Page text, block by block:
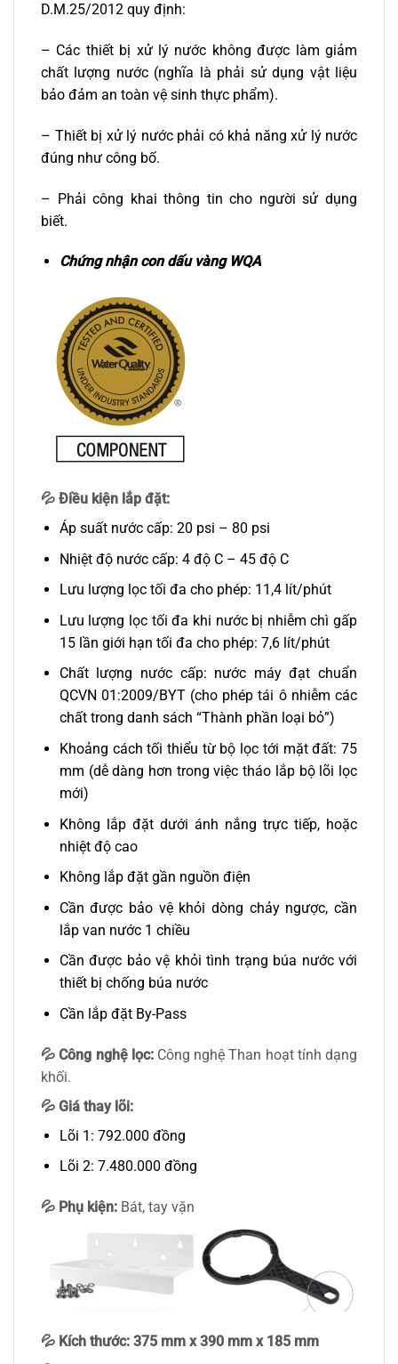
D.M.25/2012 quy định:
– Các thiết bị xử lý nước không được làm giảm
chất lượng nước (nghĩa là phải sử dụng vật liệu
bảo đảm an toàn vệ sinh thực phẩm).
– Thiết bị xử lý nước phải có khả năng xử lý nước
đúng như công bố.
– Phải công khai thông tin cho người sử dụng
biết.
Chứng nhận con dấu vàng WQA
💦 Điều kiện lắp đặt:
Áp suất nước cấp: 20 psi – 80 psi
Nhiệt độ nước cấp: 4 độ C – 45 độ C
Lưu lượng lọc tối đa cho phép: 11,4 lít/phút
Lưu lượng lọc tối đa khi nước bị nhiễm chì gấp
15 lần giới hạn tối đa cho phép: 7,6 lít/phút
Chất lượng nước cấp: nước máy đạt chuẩn
QCVN 01:2009/BYT (cho phép tái ô nhiễm các
chất trong danh sách “Thành phần loại bỏ”)
Khoảng cách tối thiểu từ bộ lọc tới mặt đất: 75
mm (dễ dàng hơn trong việc tháo lắp bộ lõi lọc
mới)
Không lắp đặt dưới ánh nắng trực tiếp, hoặc
nhiệt độ cao
Không lắp đặt gần nguồn điện
Cần được bảo vệ khỏi dòng chảy ngược, cần
lắp van nước 1 chiều
Cần được bảo vệ khỏi tình trạng búa nước với
thiết bị chống búa nước
Cần lắp đặt By-Pass
💦Công nghệ lọc:Công nghệ Than hoạt tính dạng
khối.
💦 Giá thay lõi:
Lõi 1: 792.000 đồng
Lõi 2: 7.480.000 đồng
💦 Phụ kiện: Bát, tay vặn
💦 Kích thước: 375 mm x 390 mm x 185 mm